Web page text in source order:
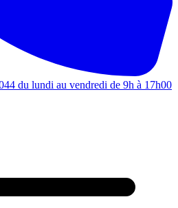
du lundi au vendredi de 9h à 17h00